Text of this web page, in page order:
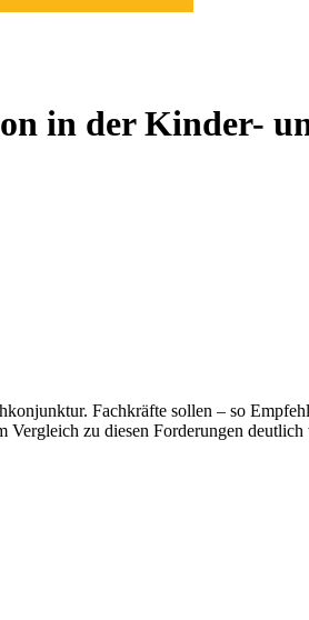
in der Kinder-
Fachkräfte sollen – so
zu diesen Forderungen